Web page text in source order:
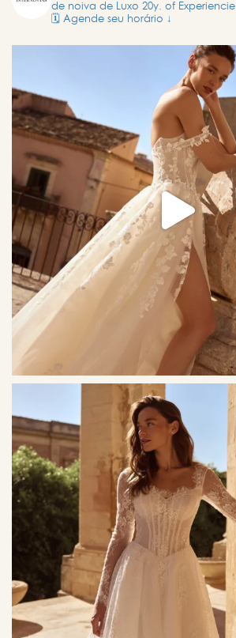
de noiva de Luxo 20y. of Experiencie
🗓️ Agende seu horário ↓